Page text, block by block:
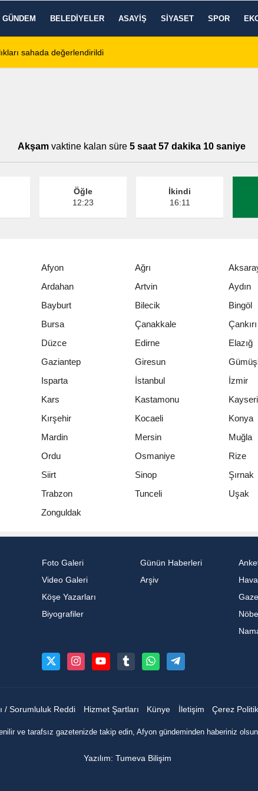
GÜNDEM BELEDIYELER ASAYIŞ SIYASET SPOR
sahada değerlendirildi Afyon Cenaze
Akşamvaktine kalan süre 5 saat 57 dakika 09 saniye
Öğle
12:23
İkindi
16:11
Afyon Ağrı
Ardahan Artvin Aydın
Bayburt Bilecik Bingöl
Bursa Çanakkale Çankırı
Düzce Edirne Elazığ
Gaziantep Giresun
Isparta İstanbul İzmir
Kars Kastamonu Kayseri
Kırşehir Kocaeli Konya
Mardin Mersin Muğla
Ordu Osmaniye Rize
Siirt Sinop Şırnak
Trabzon Tunceli Uşak
Zonguldak
Foto Galeri
Video Galeri
Köşe Yazarları
Biyografiler
Günün Haberleri
Arşiv
/ Sorumluluk Reddi Hizmet Şartları Künye İletişim Çerez
ve tarafsız gazetenizde takip edin, Afyon gündeminden haberiniz
Yazılım: Tumeva Bilişim